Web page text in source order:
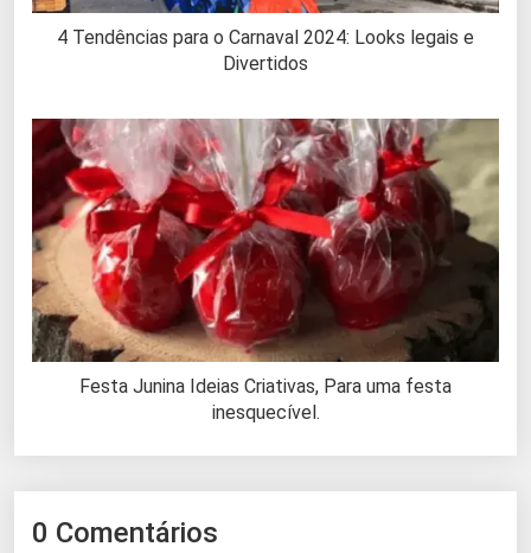
4 Tendências para o Carnaval 2024: Looks legais e
Divertidos
Festa Junina Ideias Criativas, Para uma festa
inesquecível.
0 Comentários